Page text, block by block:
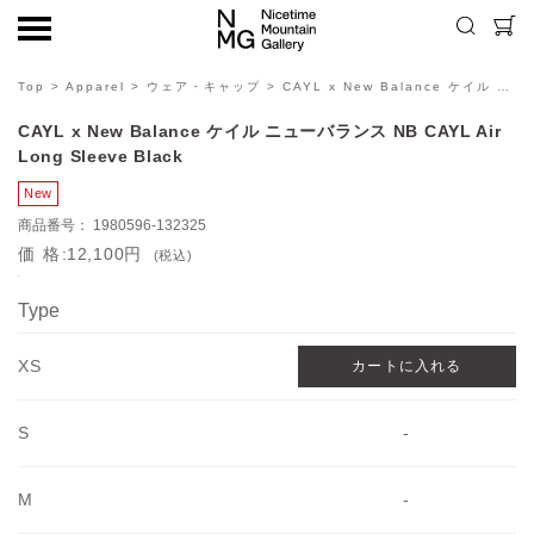
Top > Apparel > ウェア・キャップ > CAYL x New Balance ケイル ニューバランス NB CAYL Air Long Sleeve Black
CAYL x New Balance ケイル ニューバランス NB CAYL Air
Long Sleeve Black
1980596-132325
価格12,100円 (税込)
Type
XS
S -
M -